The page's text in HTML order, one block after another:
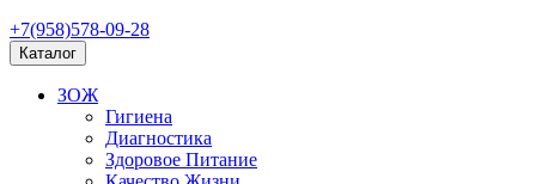
+7(958)578-09-28
Каталог
ЗОЖ
Гигиена
Диагностика
Здоровое Питание